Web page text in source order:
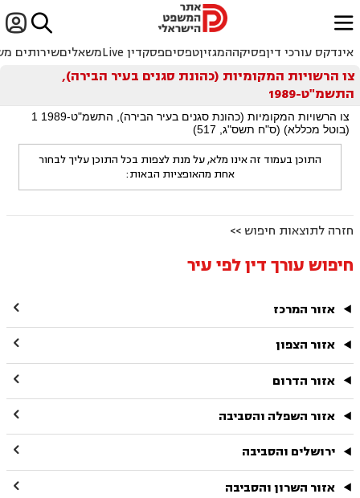

ﱐ
אינדקס עורכי דיןפסיקההמגזיןטפסיםפסקדין Live משאליםשירותים
צו הרשויות המקומיות (כהונת סגנים בעיר הבירה),
התשמ"ט-1989
צו הרשויות המקומיות (כהונת סגנים בעיר הבירה), התשמ"ט-1989 1
(בוטל מכללא) (ס"ח תשס"ג, 517)
התוכן בעמוד זה אינו מלא, על מנת לצפות בכל התוכן עליך לבחור
אחת מהאופציות הבאות:
חזרה לתוצאות חיפוש >>
חיפוש עורך דין לפי עיר
אזור המרכז 
אזור הצפון 
אזור הדרום 
אזור השפלה והסביבה 
ירושלים והסביבה 
אזור השרון והסביבה 